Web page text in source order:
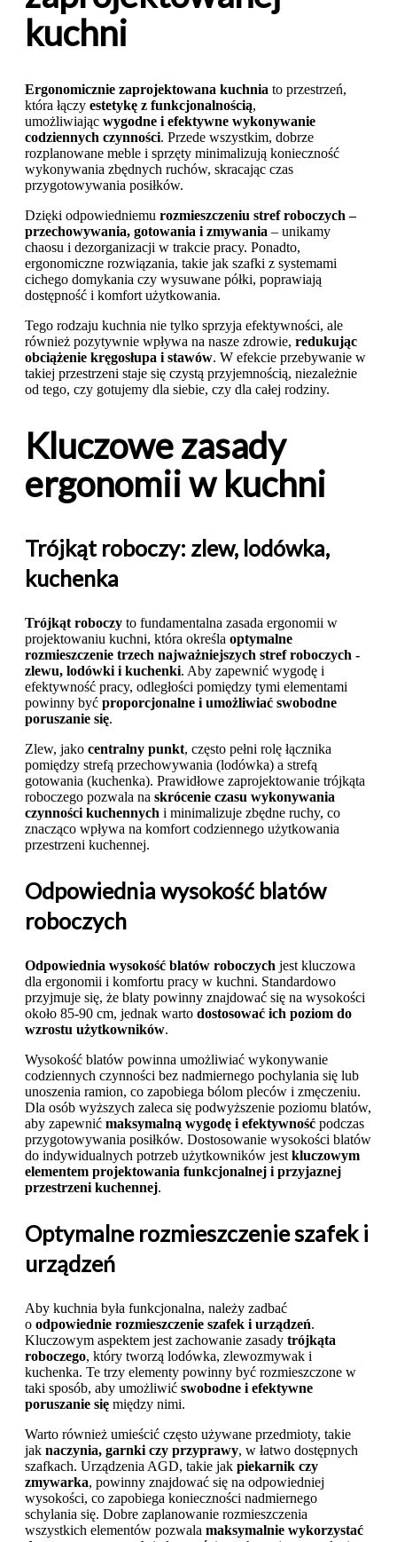
kuchni
Ergonomicznie zaprojektowana kuchnia to przestrzeń,
która łączy estetykę z funkcjonalnością,
umożliwiając wygodne i efektywne wykonywanie
codziennych czynności. Przede wszystkim, dobrze
rozplanowane meble i sprzęty minimalizują konieczność
wykonywania zbędnych ruchów, skracając czas
przygotowywania posiłków.
Dzięki odpowiedniemu rozmieszczeniu stref roboczych –
przechowywania, gotowania i zmywania – unikamy
chaosu i dezorganizacji w trakcie pracy. Ponadto,
ergonomiczne rozwiązania, takie jak szafki z systemami
cichego domykania czy wysuwane półki, poprawiają
dostępność i komfort użytkowania.
Tego rodzaju kuchnia nie tylko sprzyja efektywności, ale
również pozytywnie wpływa na nasze zdrowie, redukując
obciążenie kręgosłupa i stawów. W efekcie przebywanie w
takiej przestrzeni staje się czystą przyjemnością, niezależnie
od tego, czy gotujemy dla siebie, czy dla całej rodziny.
Kluczowe zasady
ergonomii w kuchni
Trójkąt roboczy: zlew, lodówka,
kuchenka
Trójkąt roboczy to fundamentalna zasada ergonomii w
projektowaniu kuchni, która określa optymalne
rozmieszczenie trzech najważniejszych stref roboczych -
zlewu, lodówki i kuchenki. Aby zapewnić wygodę i
efektywność pracy, odległości pomiędzy tymi elementami
powinny być proporcjonalne i umożliwiać swobodne
poruszanie się.
Zlew, jako centralny punkt, często pełni rolę łącznika
pomiędzy strefą przechowywania (lodówka) a strefą
gotowania (kuchenka). Prawidłowe zaprojektowanie trójkąta
roboczego pozwala na skrócenie czasu wykonywania
czynności kuchennych i minimalizuje zbędne ruchy, co
znacząco wpływa na komfort codziennego użytkowania
przestrzeni kuchennej.
Odpowiednia wysokość blatów
roboczych
Odpowiednia wysokość blatów roboczych jest kluczowa
dla ergonomii i komfortu pracy w kuchni. Standardowo
przyjmuje się, że blaty powinny znajdować się na wysokości
około 85-90 cm, jednak warto dostosować ich poziom do
wzrostu użytkowników.
Wysokość blatów powinna umożliwiać wykonywanie
codziennych czynności bez nadmiernego pochylania się lub
unoszenia ramion, co zapobiega bólom pleców i zmęczeniu.
Dla osób wyższych zaleca się podwyższenie poziomu blatów,
aby zapewnić maksymalną wygodę i efektywność podczas
przygotowywania posiłków. Dostosowanie wysokości blatów
do indywidualnych potrzeb użytkowników jest kluczowym
elementem projektowania funkcjonalnej i przyjaznej
przestrzeni kuchennej.
Optymalne rozmieszczenie szafek i
urządzeń
Aby kuchnia była funkcjonalna, należy zadbać
o odpowiednie rozmieszczenie szafek i urządzeń.
Kluczowym aspektem jest zachowanie zasady trójkąta
roboczego, który tworzą lodówka, zlewozmywak i
kuchenka. Te trzy elementy powinny być rozmieszczone w
taki sposób, aby umożliwić swobodne i efektywne
poruszanie się między nimi.
Warto również umieścić często używane przedmioty, takie
jak naczynia, garnki czy przyprawy, w łatwo dostępnych
szafkach. Urządzenia AGD, takie jak piekarnik czy
zmywarka, powinny znajdować się na odpowiedniej
wysokości, co zapobiega konieczności nadmiernego
schylania się. Dobre zaplanowanie rozmieszczenia
wszystkich elementów pozwala maksymalnie wykorzystać